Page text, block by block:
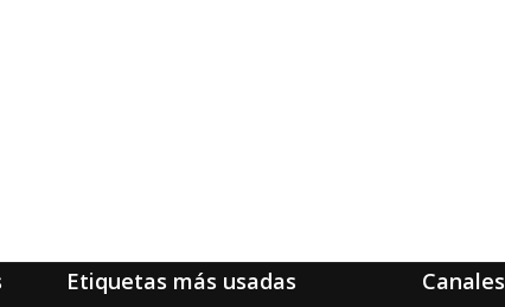
Etiquetas más usadas Canales